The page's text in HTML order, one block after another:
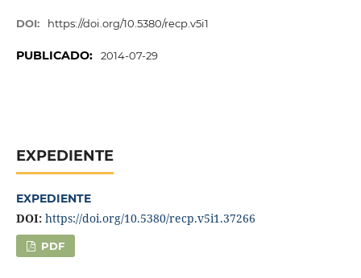
DOI: https://doi.org/10.5380/recp.v5i1
PUBLICADO: 2014-07-29
EXPEDIENTE
EXPEDIENTE
DOI: https://doi.org/10.5380/recp.v5i1.37266
PDF